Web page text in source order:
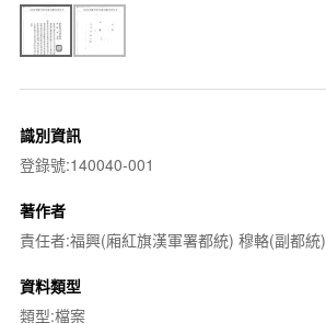
識別資訊
登錄號:140040-001
著作者
責任者:福興(廂紅旗漢軍署都統) 穆輅(副都統)
資料類型
類型:檔案